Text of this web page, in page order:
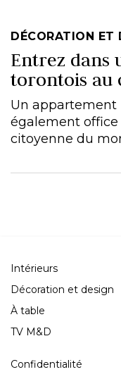
DÉCORATION ET
Entrez dans
torontois au
Un
également
citoyenne du
Intérieurs
Décoration et design
À table
TV M&D
Confidentialité